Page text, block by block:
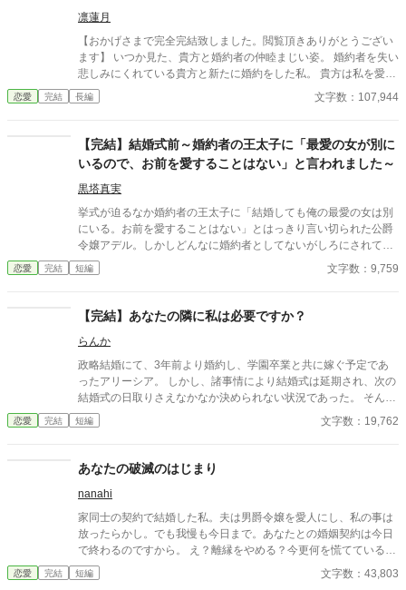
凛蓮月
【おかげさまで完全完結致しました。閲覧頂きありがとうござい
ます】 いつか見た、貴方と婚約者の仲睦まじい姿。 婚約者を失い
悲しみにくれている貴方と新たに婚約をした私。 貴方は私を愛す
る事は無いと言ったけれど、私は貴方をお慕いしておりました。
例え貴方が今でも、亡くなった婚約者の女性を愛していても。 私
【早速のホトラン入りありがとうございます！】 ※作者の脳内異
世界のお話です。 ※小説家になろうにも同時掲載しています。 ※
諸事情により感想欄は閉じています。詳しくは近況ボードをご覧
下さい。（追記12/31〜1/2迄受付る事に致しました）
恋愛 完結 長編 文字数：107,944
【完結】結婚式前～婚約者の王太子に「最愛の女が別に
いるので、お前を愛することはない」と言われました～
黒塔真実
挙式が迫るなか婚約者の王太子に「結婚しても俺の最愛の女は別
にいる。お前を愛することはない」とはっきり言い切られた公爵
令嬢アデル。しかしどんなに婚約者としてないがしろにされても
女性としての誇りを傷つけられても彼女は平気だった。なぜなら
大切な「心の拠り所」があるから……。しかし、王立学園の卒業
を受けるのだった―― ※神視点。■なろうにも別タイトルで重
複投稿←【ジャンル日間4位】。
恋愛 完結 短編 文字数：9,759
【完結】あなたの隣に私は必要ですか？
らんか
政略結婚にて、3年前より婚約し、学園卒業と共に嫁ぐ予定であ
ったアリーシア。 しかし、諸事情により結婚式は延期され、次の
結婚式の日取りさえなかなか決められない状況であった。 そんな
アリーシアの婚約者ルートヴィッヒは、護衛対象である第三王女
ミーアの傍を片時も離れようとしない。 月1回の婚約者同士のお
らった事がない。 そんな状況で、アリーシアは思う。 私はあなた
の隣に必要でしょうか？ あなたが求めているのは別の人ではない
のでしょうかと。 ＊ 短編です。 ご感想欄は都合により、閉じさ
せて頂きます。
恋愛 完結 短編 文字数：19,762
あなたの破滅のはじまり
nanahi
家同士の契約で結婚した私。夫は男爵令嬢を愛人にし、私の事は
放ったらかし。でも我慢も今日まで。あなたとの婚姻契約は今日
で終わるのですから。 え？離縁をやめる？今更何を慌てているの
です？契約条件に目を通していなかったんですか？ あなたを待っ
ているのは破滅ですよ。 ※Ep.2 追加しました。 マルグリッタの
恋愛 完結 短編 文字数：43,803